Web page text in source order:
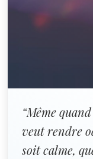
“Même
veut rendre
soit calme,